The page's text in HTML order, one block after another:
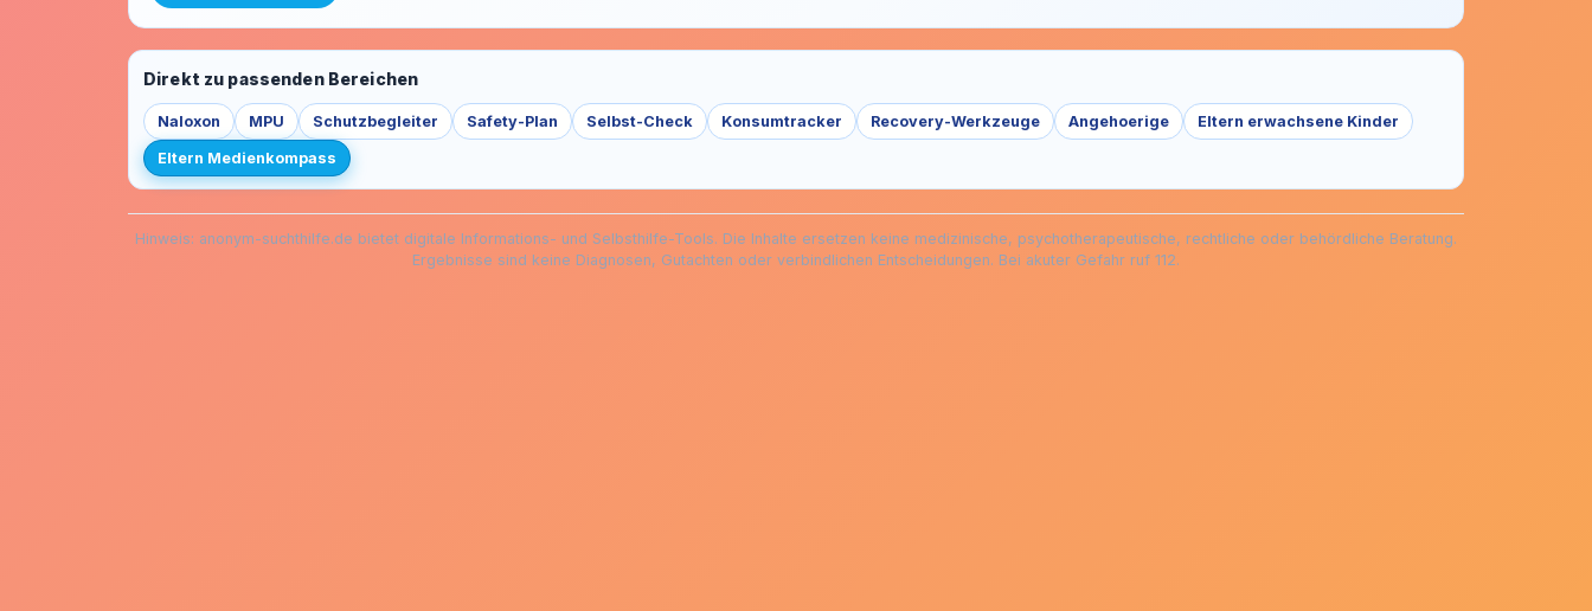
Direkt zu passenden Bereichen
Naloxon MPU Schutzbegleiter Safety-Plan Selbst-Check Konsumtracker Recovery-Werkzeuge Angehoerige Eltern erwachsene Kinder
Eltern Medienkompass
Hinweis: anonym-suchthilfe.de bietet digitale Informations- und Selbsthilfe-Tools. Die Inhalte ersetzen keine medizinische, psychotherapeutische, rechtliche oder behördliche Beratung.
Ergebnisse sind keine Diagnosen, Gutachten oder verbindlichen Entscheidungen. Bei akuter Gefahr ruf 112.